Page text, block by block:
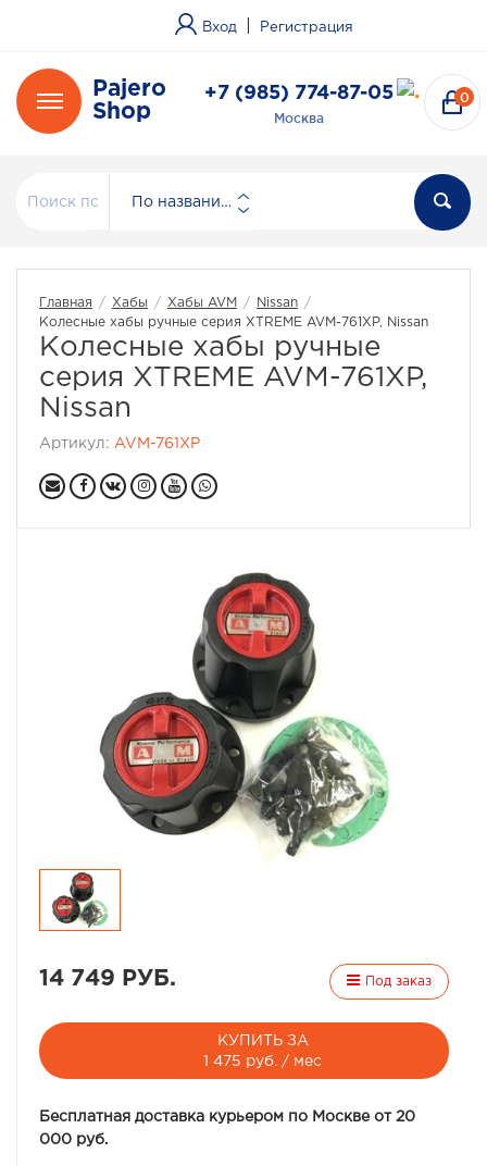
Вход Регистрация
Pajero
Shop
+7 (985) 774-87-05
Москва
0
По названию
Главная / Хабы / Хабы AVM / Nissan
/
Колесные хабы ручные серия XTREME AVM-761XP, Nissan
Колесные хабы ручные
серия XTREME AVM-761XP,
Nissan
Артикул: AVM-761XP
14 749 РУБ. Под заказ
КУПИТЬ ЗА
1 475 руб. / мес
Бесплатная доставка курьером по Москве от 20
000 руб.